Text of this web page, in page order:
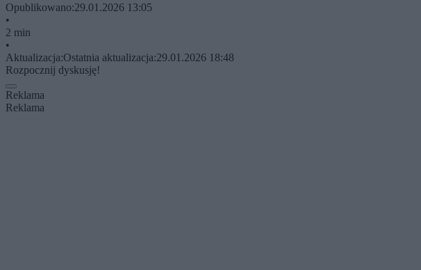
Opublikowano:29.01.2026 13:05
•
2 min
•
Aktualizacja:Ostatnia aktualizacja:29.01.2026 18:48
Rozpocznij dyskusję!
Reklama
Reklama